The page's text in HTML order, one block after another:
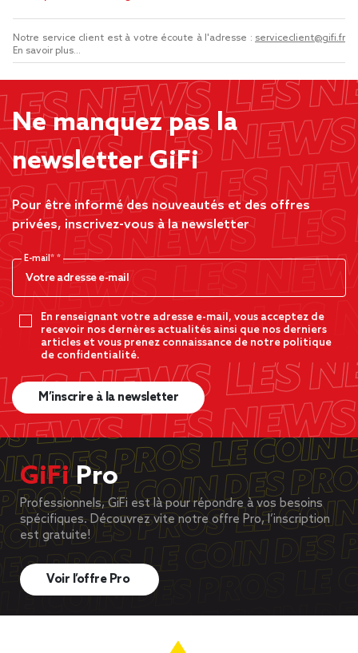
Notre service client est à votre écoute à l'adresse : serviceclient@gifi.fr
En savoir plus...
Ne manquez pas la
newsletter GiFi
Pour être informé des nouveautés et des offres
privées, inscrivez-vous à la newsletter
E-mail*
En renseignant votre adresse e-mail, vous acceptez de
recevoir nos dernères actualités ainsi que nos derniers
articles et vous prenez connaissance de notre politique
de confidentialité.
M’inscrire à la newsletter
GiFiPro
Professionnels, GiFi est là pour répondre à vos besoins
spécifiques. Découvrez vite notre offre Pro, l’inscription
est gratuite!
Voir l’offre Pro